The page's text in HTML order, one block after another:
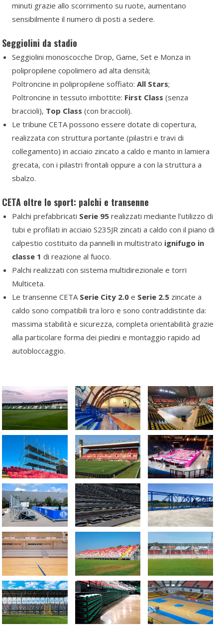
minuti grazie allo scorrimento su ruote, aumentano
sensibilmente il numero di posti a sedere.
Seggiolini da stadio
Seggiolini monoscocche Drop, Game, Set e Monza in
polipropilene copolimero ad alta densità;
Poltroncine in polipropilene soffiato:All Stars;
Poltroncine in tessuto imbottite: First Class (senza
braccioli), Top Class (con braccioli).
Le tribune CETA possono essere dotate di copertura,
realizzata con struttura portante (pilastri e travi di
collegamento) in acciaio zincato a caldo e manto in lamiera
grecata, con i pilastri frontali oppure a con la struttura a
sbalzo.
CETA oltre lo sport: palchi e transenne
Palchi prefabbricati Serie 95 realizzati mediante l’utilizzo di
tubi e profilati in acciaio S235JR zincati a caldo con il piano di
calpestio costituito da pannelli in multistrato ignifugo in
classe 1 di reazione al fuoco.
Palchi realizzati con sistema multidirezionale e torri
Multiceta.
Le transenne CETA Serie City 2.0 e Serie 2.5 zincate a
caldo sono compatibili tra loro e sono contraddistinte da:
massima stabilità e sicurezza, completa orientabilità grazie
alla particolare forma dei piedini e montaggio rapido ad
autobloccaggio.